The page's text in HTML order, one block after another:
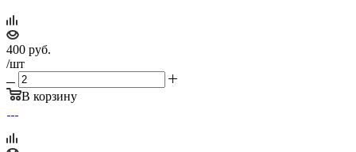
400 руб.
/шт
В корзину